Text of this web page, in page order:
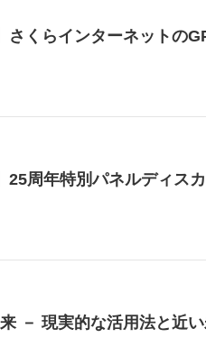
さくらインターネットの
25周年特別パネルディス
来 － 現実的な活用法と近